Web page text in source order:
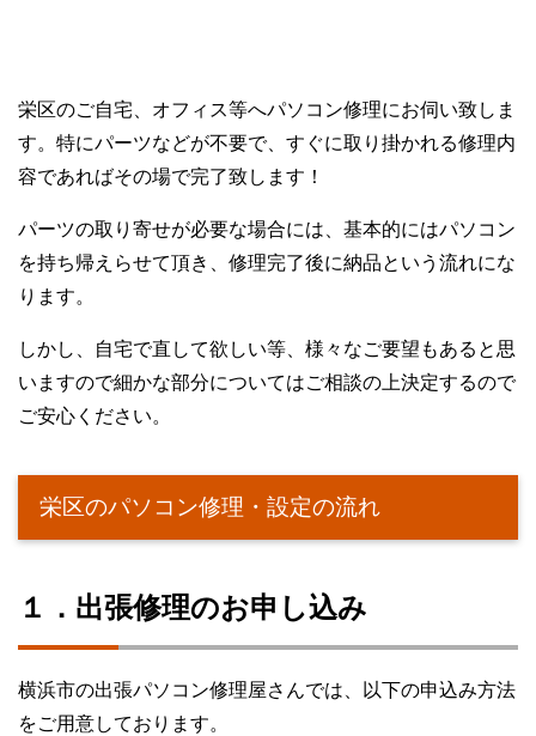
栄区のご自宅、オフィス等へパソコン修理にお伺い致しま
す。特にパーツなどが不要で、すぐに取り掛かれる修理内
容であればその場で完了致します！
パーツの取り寄せが必要な場合には、基本的にはパソコン
を持ち帰えらせて頂き、修理完了後に納品という流れにな
ります。
しかし、自宅で直して欲しい等、様々なご要望もあると思
いますので細かな部分についてはご相談の上決定するので
ご安心ください。
栄区のパソコン修理・設定の流れ
１．出張修理のお申し込み
横浜市の出張パソコン修理屋さんでは、以下の申込み方法
をご用意しております。